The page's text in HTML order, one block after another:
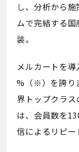
し、分析から
ムで完結する国
装。
メルカートを
%（※）を誇り
界トップクラ
は、会員数を
信によるリピー